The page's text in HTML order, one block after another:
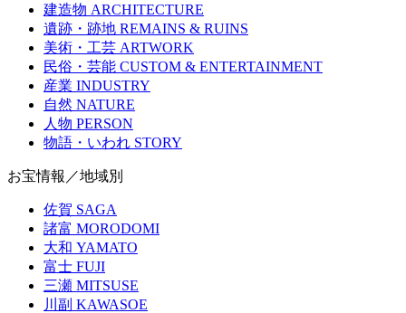
建造物 ARCHITECTURE
遺跡・跡地 REMAINS & RUINS
美術・工芸 ARTWORK
民俗・芸能 CUSTOM & ENTERTAINMENT
産業 INDUSTRY
自然 NATURE
人物 PERSON
物語・いわれ STORY
お宝情報／地域別
佐賀 SAGA
諸富 MORODOMI
大和 YAMATO
富士 FUJI
三瀬 MITSUSE
川副 KAWASOE